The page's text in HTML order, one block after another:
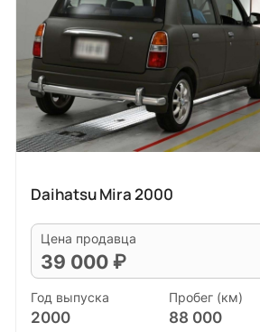
Daihatsu Mira 2000
Цена продавца
39 000 ₽
Год выпуска
2000
Пробег (км)
88 000